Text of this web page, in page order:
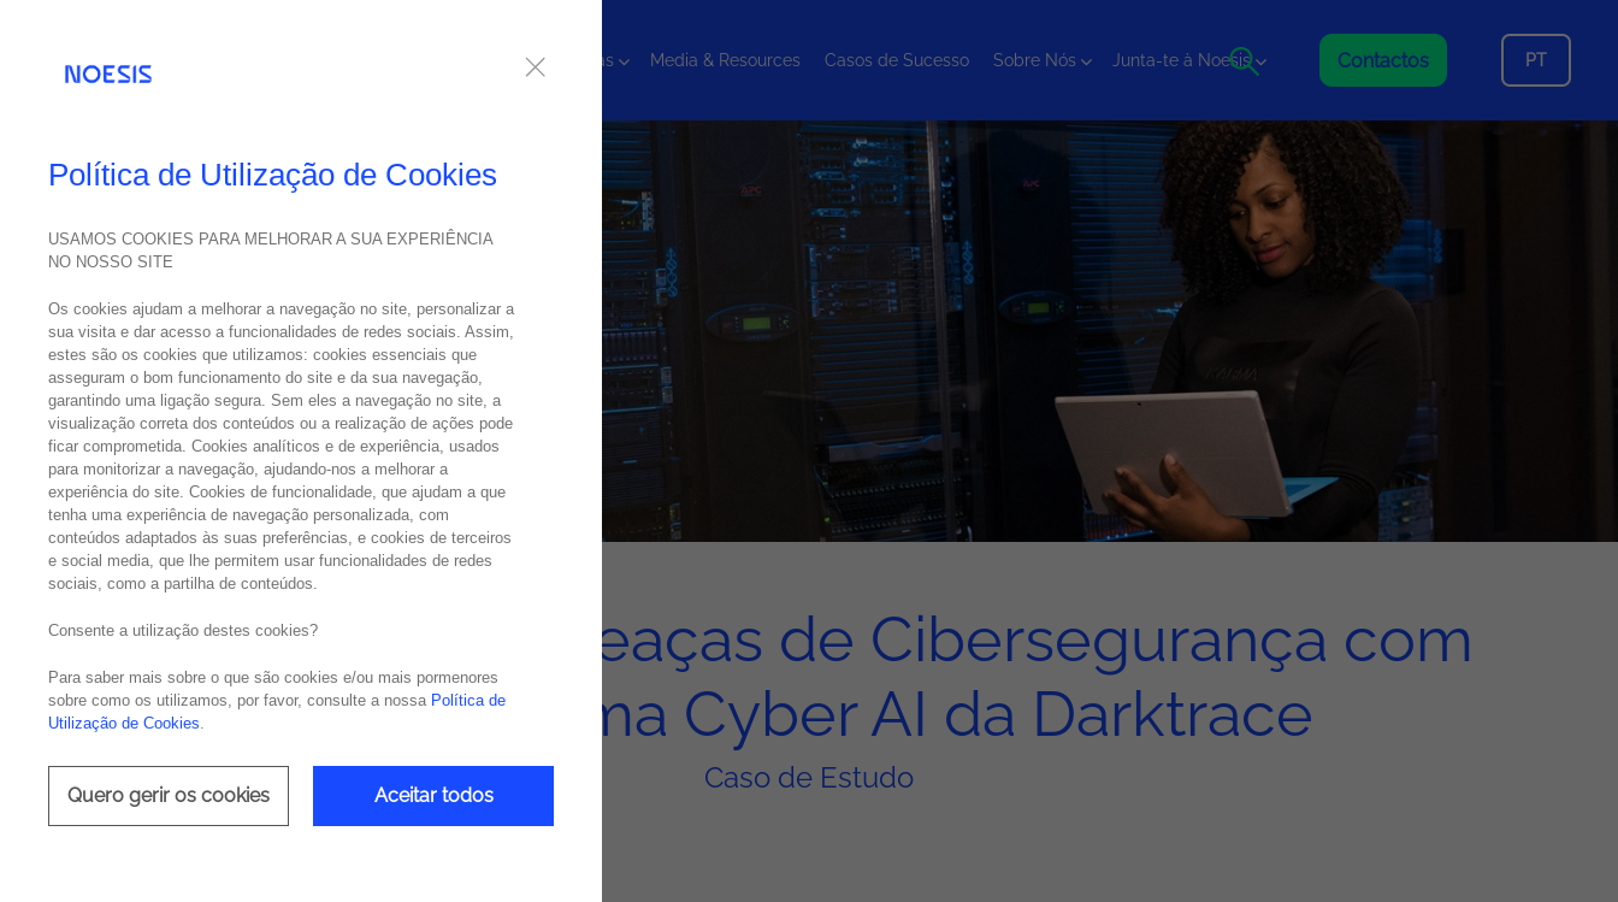
Tecnologias Media & Resources Casos de Sucesso Sobre Nós Junta-te à Noesis Contactos PT
Minimize as Ameaças de Cibersegurança com
a Plataforma Cyber AI da Darktrace
Caso de Estudo
Política de Utilização de Cookies
USAMOS COOKIES PARA MELHORAR A SUA EXPERIÊNCIA
NO NOSSO SITE
Os cookies ajudam a melhorar a navegação no site, personalizar a
sua visita e dar acesso a funcionalidades de redes sociais. Assim,
estes são os cookies que utilizamos: cookies essenciais que
asseguram o bom funcionamento do site e da sua navegação,
garantindo uma ligação segura. Sem eles a navegação no site, a
visualização correta dos conteúdos ou a realização de ações pode
ficar comprometida. Cookies analíticos e de experiência, usados
para monitorizar a navegação, ajudando-nos a melhorar a
experiência do site. Cookies de funcionalidade, que ajudam a que
tenha uma experiência de navegação personalizada, com
conteúdos adaptados às suas preferências, e cookies de terceiros
e social media, que lhe permitem usar funcionalidades de redes
sociais, como a partilha de conteúdos.
Consente a utilização destes cookies?
Para saber mais sobre o que são cookies e/ou mais pormenores
sobre como os utilizamos, por favor, consulte a nossa Política de
Utilização de Cookies.
Quero gerir os cookies Aceitar todos